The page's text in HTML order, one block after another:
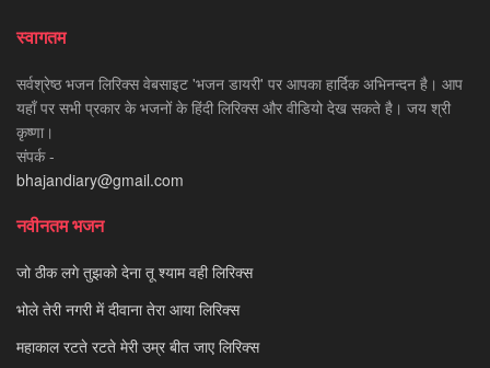
स्वागतम
सर्वश्रेष्ठ भजन लिरिक्स वेबसाइट 'भजन डायरी' पर आपका हार्दिक अभिनन्दन है। आप
यहाँ पर सभी प्रकार के भजनों के हिंदी लिरिक्स और वीडियो देख सकते है। जय श्री
कृष्णा।
संपर्क -
bhajandiary@gmail.com
नवीनतम भजन
जो ठीक लगे तुझको देना तू श्याम वही लिरिक्स
भोले तेरी नगरी में दीवाना तेरा आया लिरिक्स
महाकाल रटते रटते मेरी उम्र बीत जाए लिरिक्स